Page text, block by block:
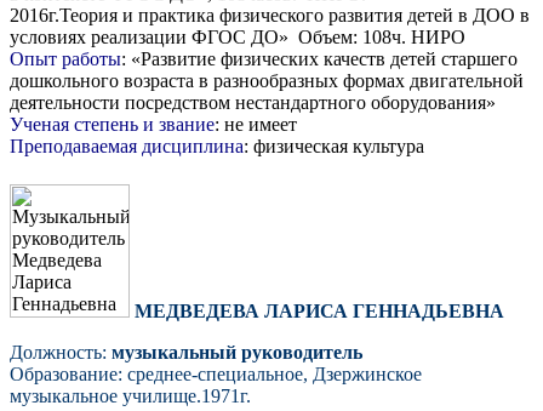
2016г.Теория и практика физического развития детей в ДОО в
условиях реализации ФГОС ДО» Объем: 108ч. НИРО
Опыт работы: «Развитие физических качеств детей старшего
дошкольного возраста в разнообразных формах двигательной
деятельности посредством нестандартного оборудования»
Ученая степень и звание: не имеет
Преподаваемая дисциплина: физическая культура
МЕДВЕДЕВА ЛАРИСА ГЕННАДЬЕВНА
Должность: музыкальный руководитель
Образование: среднее-специальное, Дзержинское
музыкальное училище.1971г.